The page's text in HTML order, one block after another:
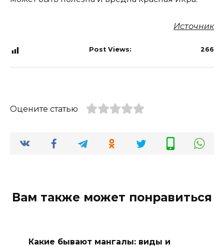
Источник
Post Views: 266
Оцените статью
Вам также может понравиться
Какие бывают мангалы: виды и